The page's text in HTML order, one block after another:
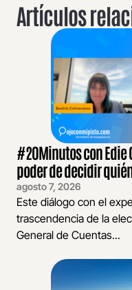
Artículos
#20Minutos con Edie
poder de decidir
agosto 7, 2026
Este diálogo con el
trascendencia de la
General de Cuentas...